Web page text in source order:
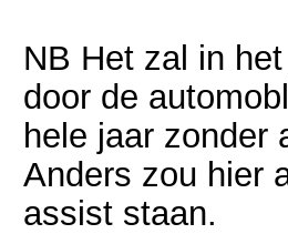
NB Het zal in
door de
hele jaar zonder
Anders zou hier
assist staan.